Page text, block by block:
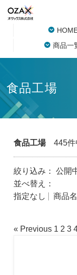
商品一
食品工場
食品工場445件
絞り込み： 公開
並べ替え：
指定なし
商品
« Previous 1 2 3